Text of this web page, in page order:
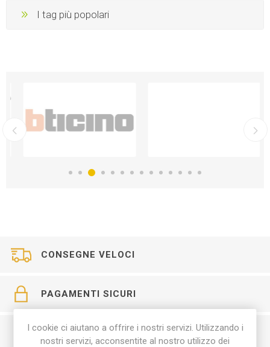
I tag più popolari
CONSEGNE VELOCI
PAGAMENTI SICURI
SERVIZIO CLIENTI
I cookie ci aiutano a offrire i nostri servizi. Utilizzando i
nostri servizi, acconsentite al nostro utilizzo dei